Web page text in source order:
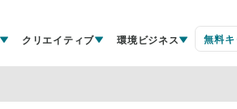
クリエイティブ 環境ビジネス 無料